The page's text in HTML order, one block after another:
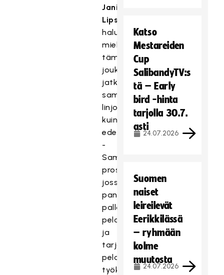
Jani
Lipsanen
haluaa
mieluusti
tämänkin
joukkueen
jatkavan
samoilla
linjoilla
kuin
edellinen.
-
Samaa
prosessia,
jossa
panostetaan
pallolliseen
pelaamiseen
ja
tarjotaan
pelaajille
työkaluja
Katso
Mestareiden
Cup
SalibandyTV:s
tä – Early
bird -hinta
tarjolla 30.7.
asti
24.07.2026
Suomen
naiset
leireilevät
Eerikkilässä
– ryhmään
kolme
muutosta
24.07.2026